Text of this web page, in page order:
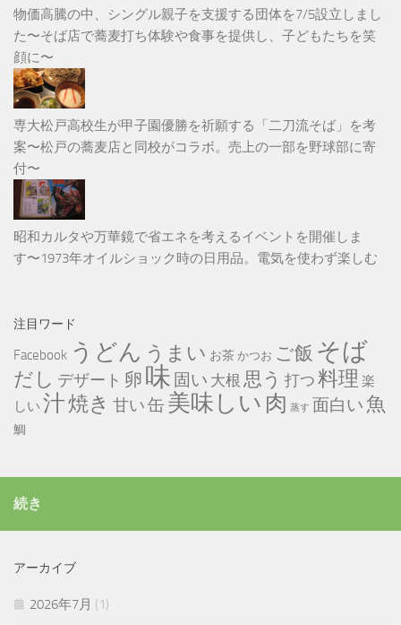
物価高騰の中、シングル親子を支援する団体を7/5設立しまし
た〜そば店で蕎麦打ち体験や食事を提供し、子どもたちを笑
顔に〜
専大松戸高校生が甲子園優勝を祈願する「二刀流そば」を考
案〜松戸の蕎麦店と同校がコラボ。売上の一部を野球部に寄
付〜
昭和カルタや万華鏡で省エネを考えるイベントを開催しま
す〜1973年オイルショック時の日用品。電気を使わず楽しむ
注目ワード
Facebook うどん うまい お茶 かつお ご飯 そば
だし デザート 卵 味 固い 大根 思う 打つ 料理 楽
しい 汁焼き 甘い缶美味しい 肉 蒸す 面白い 魚
鯛
続き
アーカイブ
2026年7月 (1)